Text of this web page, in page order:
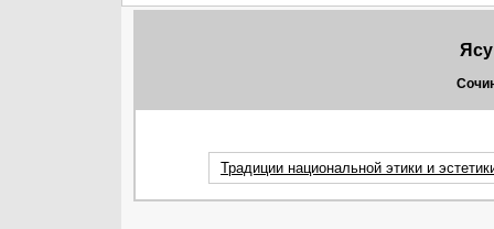
Традиции национальной этики и